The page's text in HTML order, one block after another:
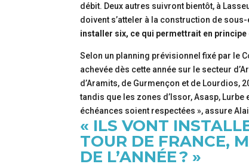
débit. Deux autres suivront bientôt, à
doivent s’atteler à la construction de
installer six, ce qui permettrait en principe
Selon un planning prévisionnel fixé par le
achevée dès cette année sur le secteur
d’Aramits, de Gurmençon et de Lourdios,
tandis que les zones d’Issor, Asasp,
échéances soient respectées », assure
« ILS VONT
TOUR DE FRANCE,
DE L’ANNÉE ? »